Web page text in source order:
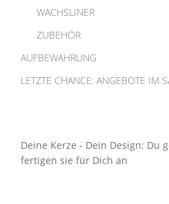
WACHSLINER
ZUBEHÖR
AUFBEWAHRUNG
LETZTE CHANCE: ANGEBOTE IM
Deine Kerze - Dein Design: Du
fertigen sie für Dich an